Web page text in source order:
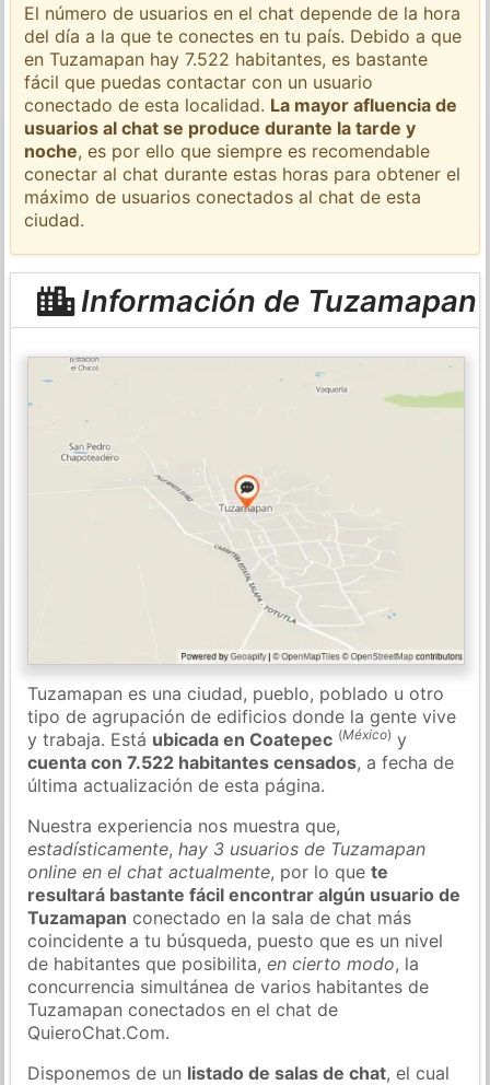
El número de usuarios en el chat depende de la hora
del día a la que te conectes en tu país. Debido a que
en Tuzamapan hay 7.522 habitantes, es bastante
fácil que puedas contactar con un usuario
conectado de esta localidad. La mayor afluencia de
usuarios al chat se produce durante la tarde y
noche, es por ello que siempre es recomendable
conectar al chat durante estas horas para obtener el
máximo de usuarios conectados al chat de esta
ciudad.
Información de Tuzamapan
Tuzamapan es una ciudad, pueblo, poblado u otro
tipo de agrupación de edificios donde la gente vive
y trabaja. Está ubicada en Coatepec (México) y
cuenta con 7.522 habitantes censados, a fecha de
última actualización de esta página.
Nuestra experiencia nos muestra que,
estadísticamente,hay 3 usuarios de Tuzamapan
online en el chat actualmente, por lo quete
resultará bastante fácil encontrar algún usuario de
Tuzamapan conectado en la sala de chat más
coincidente a tu búsqueda, puesto que es un nivel
de habitantes que posibilita,en cierto modo, la
concurrencia simultánea de varios habitantes de
Tuzamapan conectados en el chat de
QuieroChat.Com.
Disponemos de un listado de salas de chat, el cual